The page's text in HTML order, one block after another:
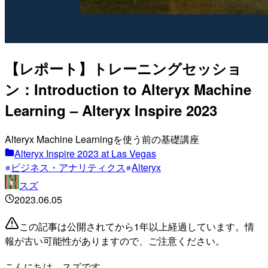
【レポート】トレーニングセッショ
ン：Introduction to Alteryx Machine
Learning – Alteryx Inspire 2023
Alteryx Machine Learningを使う前の基礎講座
Alteryx Inspire 2023 at Las Vegas
ビジネス・アナリティクス Alteryx
スズ
2023.06.05
この記事は公開されてから1年以上経過しています。情
報が古い可能性がありますので、ご注意ください。